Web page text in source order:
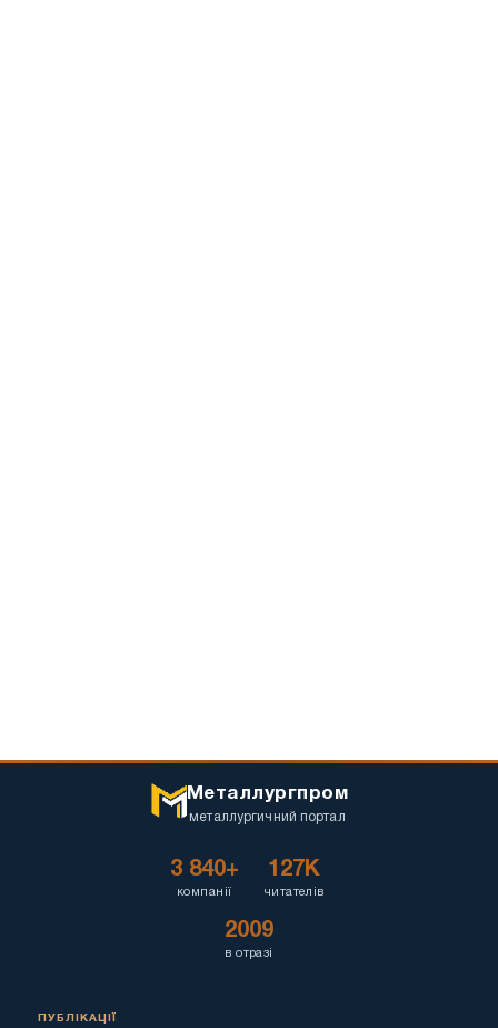
Металлургпром
металлургичний портал
3 840+
компанії
127K
читателів
2009
в отразі
ПУБЛІКАЦІЇ